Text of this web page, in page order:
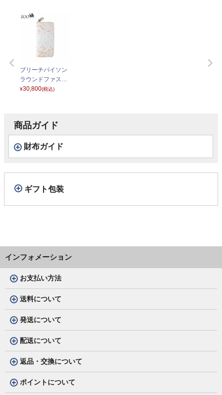
ブリーチパイソン
ラウンドファスナ
ー 長財布 ホワイト
¥30,800(税込)
商品ガイド
財布ガイド
ギフト包装
インフォメーション
お支払い方法
送料について
発送について
配送について
返品・交換について
ポイントについて